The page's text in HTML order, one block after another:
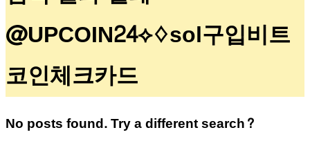
@UPCOIN24⟡♢sol구입비트
코인체크카드
No posts found. Try a different search?